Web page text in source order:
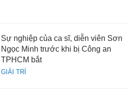
GIẢI TRÍ
Sự nghiệp của ca sĩ, diễn viên Sơn
Ngọc Minh trước khi bị Công an
TPHCM bắt